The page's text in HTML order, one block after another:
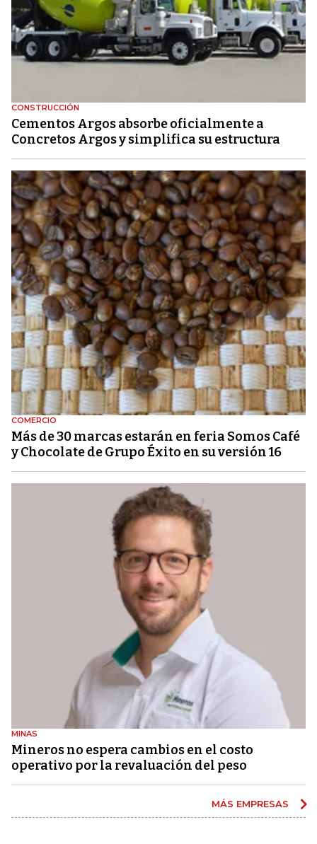
CONSTRUCCIÓN
Cementos Argos absorbe oficialmente a
Concretos Argos y simplifica su estructura
COMERCIO
Más de 30 marcas estarán en feria Somos Café
y Chocolate de Grupo Éxito en su versión 16
MINAS
Mineros no espera cambios en el costo
operativo por la revaluación del peso
MÁS EMPRESAS